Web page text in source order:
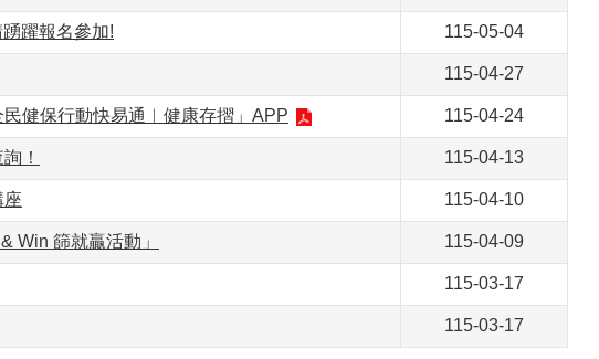
躍報名參加! 115-05-04
115-04-27
健保行動快易通︱健康存摺」APP 115-04-24
！ 115-04-13
座 115-04-10
Win 篩就贏活動」 115-04-09
115-03-17
115-03-17